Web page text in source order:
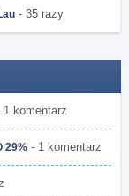
- 35 razy
1 komentarz
29% - 1 komentarz